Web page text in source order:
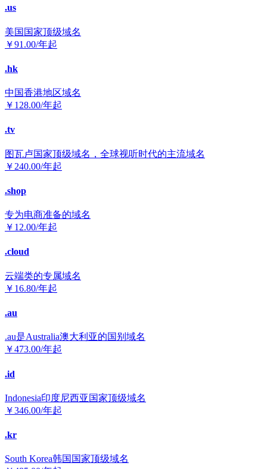
.us
美国国家顶级域名
￥91.00/年起
.hk
中国香港地区域名
￥ 128.00/年起
.tv
图瓦卢国家顶级域名，全球视听时代的主流域名
￥ 240.00/年起
.shop
专为电商准备的域名
￥ 12.00/年起
.cloud
云端类的专属域名
￥ 16.80/年起
.au
.au是Australia澳大利亚的国别域名
￥473.00/年起
.id
Indonesia印度尼西亚国家顶级域名
￥346.00/年起
.kr
South Korea韩国国家顶级域名